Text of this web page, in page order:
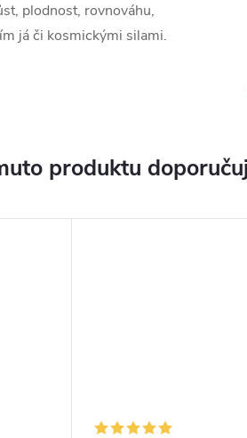
plodnost, rovnováhu,
já či kosmickými silami.
produktu